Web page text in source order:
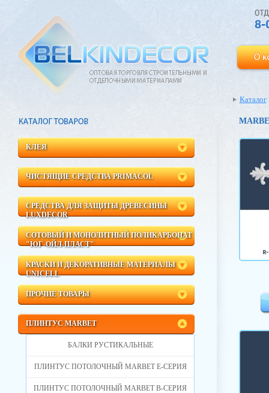
КЛЕЯ
ЧИСТЯЩИЕ СРЕДСТВА PRIMACOL
СРЕДСТВА ДЛЯ ЗАЩИТЫ ДРЕВЕСИНЫ
LUXDECOR
СОТОВЫЙ И МОНОЛИТНЫЙ ПОЛИКАРБОНАТ
"ЮГ-ОЙЛ-ПЛАСТ"
КРАСКИ И ДЕКОРАТИВНЫЕ МАТЕРИАЛЫ
UNICELL
ПРОЧИЕ ТОВАРЫ
ПЛИНТУС MARBET
БАЛКИ РУСТИКАЛЬНЫЕ
ПЛИНТУС ПОТОЛОЧНЫЙ MARBET E-СЕРИЯ
ПЛИНТУС ПОТОЛОЧНЫЙ MARBET B-СЕРИЯ
Каталог